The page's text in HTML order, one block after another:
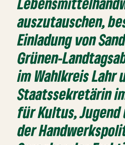
auszutauschen,
Einladung von
Grünen-
im Wahlkreis Lahr
Staatssekretärin
für Kultus, Jugend
der